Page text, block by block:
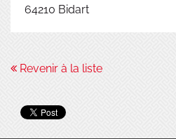
64210 Bidart
Revenir à la liste